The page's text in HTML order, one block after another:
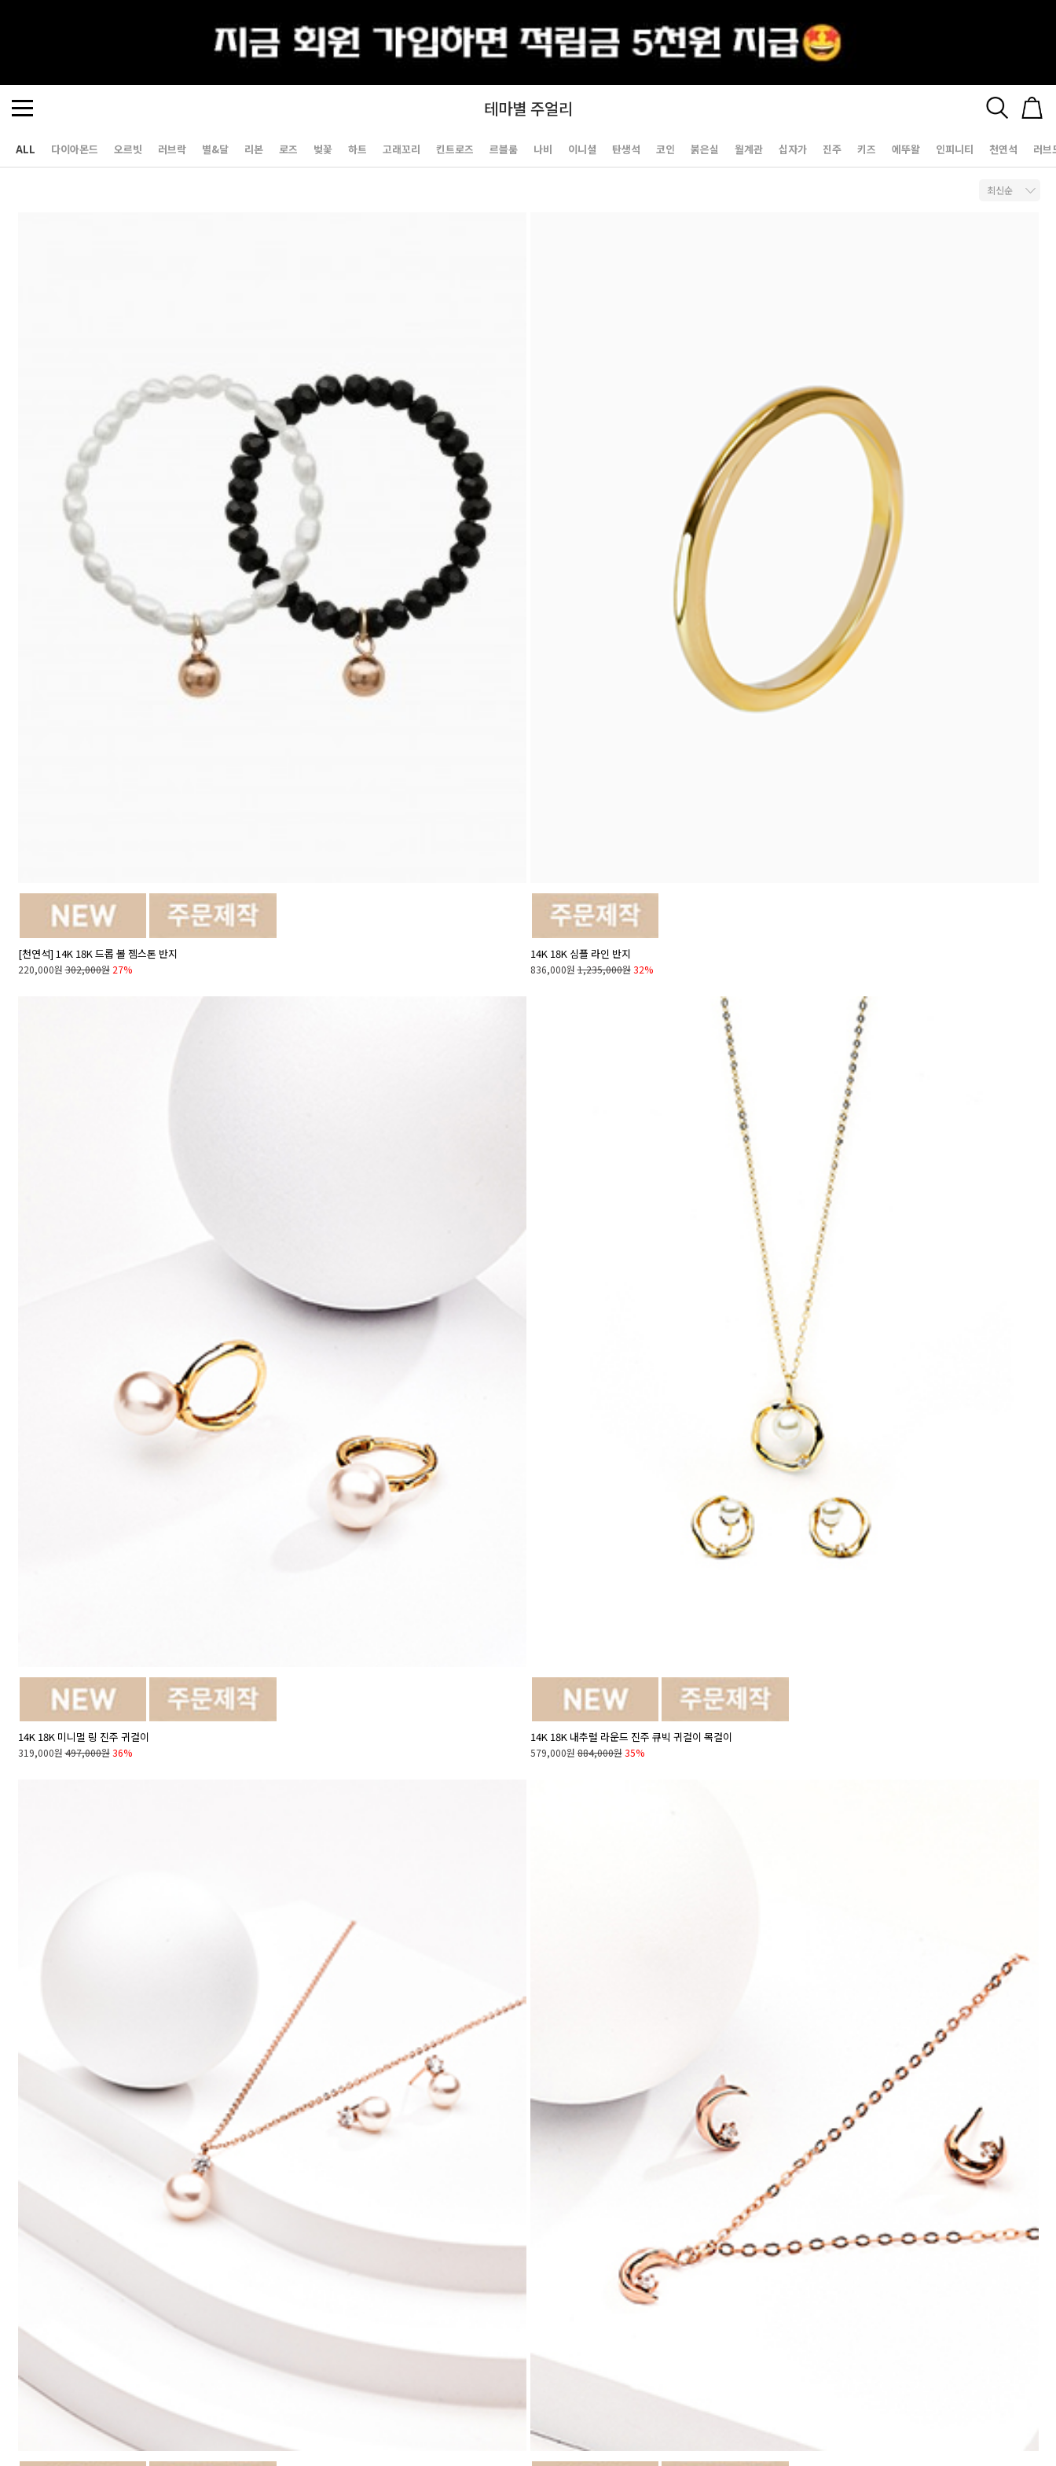
테마별 주얼리
ALL 다이아몬드 오르빗 러브락 별&달 리본 로즈 벚꽃 하트 고래꼬리 킨트로즈 르블룸 나비 이니셜 탄생석 코인 붉은실 월계관 십자가 진주 키즈 에뚜왈 인피니티 천연석 러브
[천연석] 14K 18K 드롭 볼 젬스톤 반지
220,000원 302,000원 27%
14K 18K 심플 라인 반지
836,000원 1,235,000원 32%
14K 18K 미니멀 링 진주 귀걸이
319,000원 497,000원 36%
14K 18K 내추럴 라운드 진주 큐빅 귀걸이 목걸이
579,000원 884,000원 35%